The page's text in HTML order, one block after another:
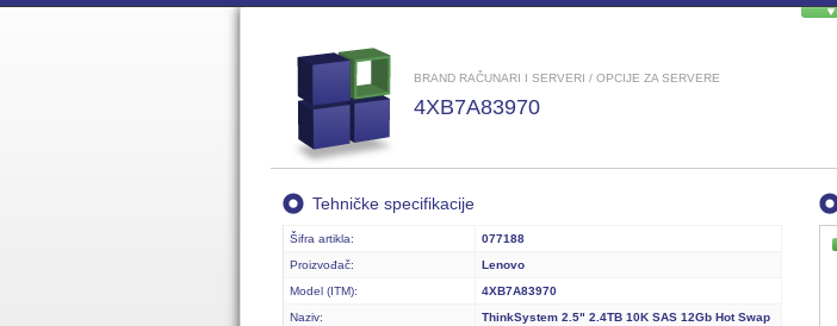
BRAND RAČUNARI I SERVERI / OPCIJE ZA SERVERE
4XB7A83970
Tehničke specifikacije
Šifra artikla:
077188
Proizvođač:
Lenovo
Model (ITM):
4XB7A83970
Naziv:
ThinkSystem 2.5" 2.4TB 10K SAS 12Gb Hot Swap